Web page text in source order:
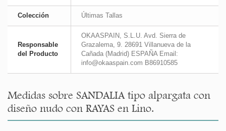
Colección Últimas Tallas
Responsable
del Producto
OKAASPAIN, S.L.U. Avd. Sierra de
Grazalema, 9. 28691 Villanueva de la
Cañada (Madrid) ESPAÑA Email:
info@okaaspain.com B86910585
Medidas sobre SANDALIA tipo alpargata con
diseño nudo con RAYAS en Lino.